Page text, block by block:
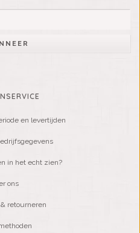
en levertijden
in het echt zien?
ons
retourneren